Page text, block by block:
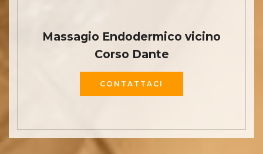
Massagio Endodermico vicino
Corso Dante
CONTATTACI